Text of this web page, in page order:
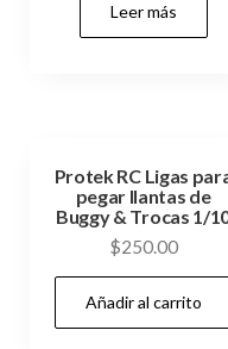
Leer más
Protek RC Ligas
pegar llantas de
Buggy & Trocas 1/
$250.00
Añadir al carrito